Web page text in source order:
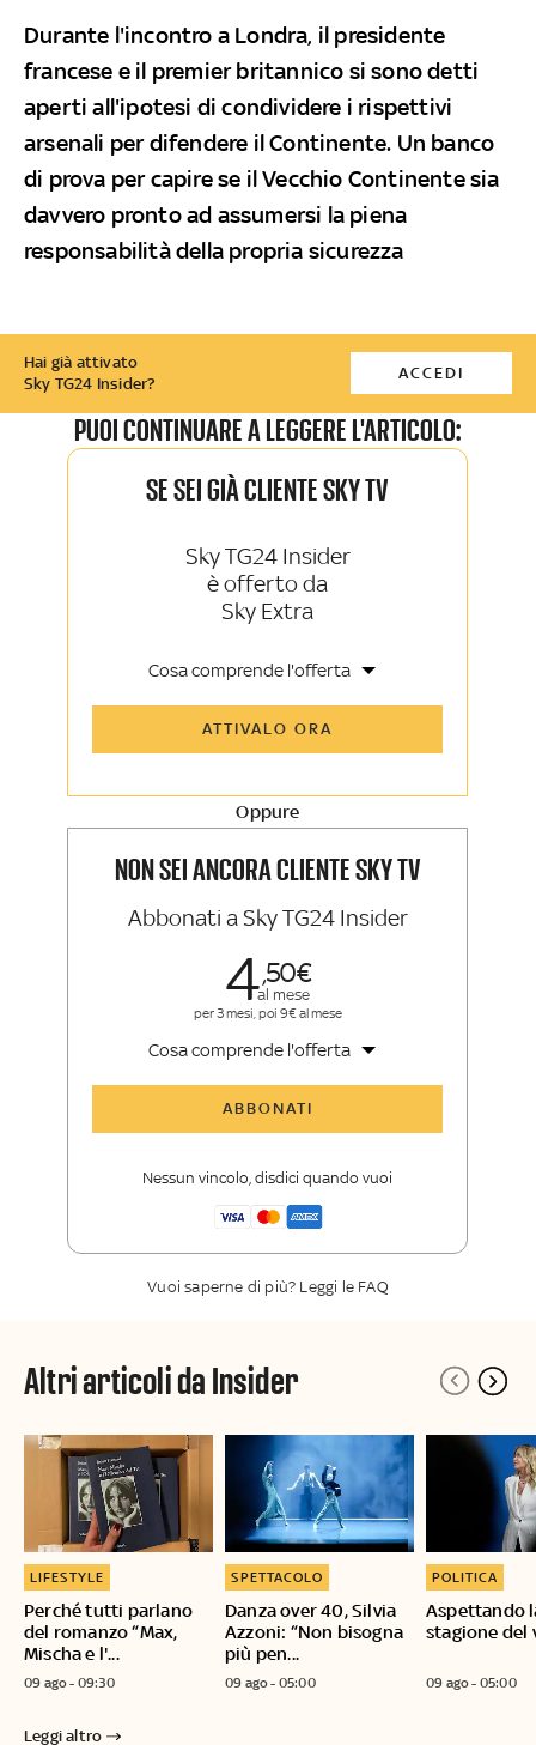
Durante l'incontro a Londra, il presidente
francese e il premier britannico si sono detti
aperti all'ipotesi di condividere i rispettivi
arsenali per difendere il Continente. Un banco
di prova per capire se il Vecchio Continente sia
davvero pronto ad assumersi la piena
responsabilità della propria sicurezza
Hai già attivato
Sky TG24 Insider?
ACCEDI
PUOI CONTINUARE A LEGGERE L'ARTICOLO:
SE SEI GIÀ CLIENTE SKY TV
Sky TG24 Insider
è offerto da
Sky Extra
Cosa comprende l'offerta
Sky Sport Insider
La newsletter esclusiva di Sky TG24
ATTIVALO ORA
Oppure
NON SEI ANCORA CLIENTE SKY TV
Abbonati a Sky TG24 Insider
450
al mese
per 3 mesi, poi 9€ al mese
Cosa comprende l'offerta
ABBONATI
Nessun vincolo, disdici quando vuoi
Vuoi saperne di più? Leggi le FAQ
Altri articoli da Insider
Perché tutti parlano
del romanzo “Max,
Mischa e l'...
LIFESTYLE
09 ago - 09:30
Danza over 40, Silvia
Azzoni: “Non bisogna
più pen...
SPETTACOLO
09 ago - 05:00
Aspettando
stagione del
POLITICA
09 ago - 05:00
Leggi altro